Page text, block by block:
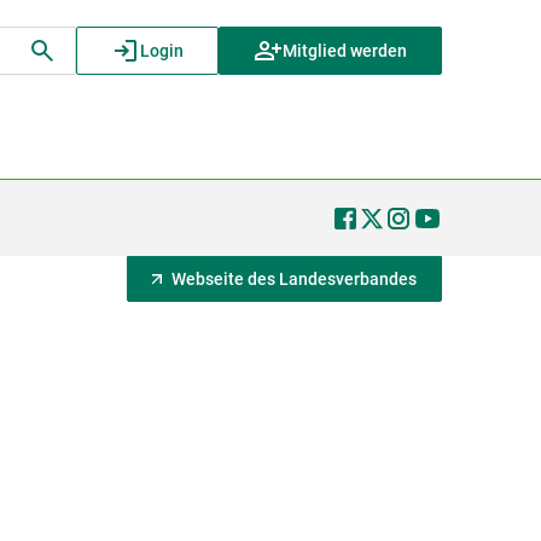
Login Mitglied werden
Webseite des Landesverbandes